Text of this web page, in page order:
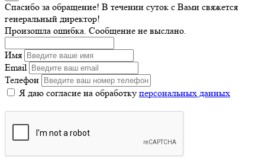
Спасибо за обращение! В течении суток с Вами свяжется
генеральный директор!
Произошла ошибка. Сообщение не выслано.
Имя
Email
Телефон
Я даю согласие на обработку персональных данных